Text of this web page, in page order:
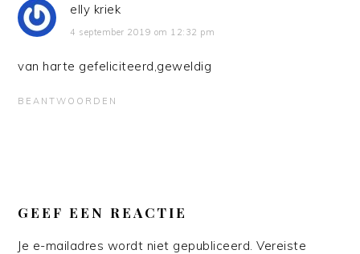
elly kriek
4 september 2019 om 12:32 pm
van harte gefeliciteerd,geweldig
BEANTWOORDEN
GEEF EEN REACTIE
Je e-mailadres wordt niet gepubliceerd. Vereiste